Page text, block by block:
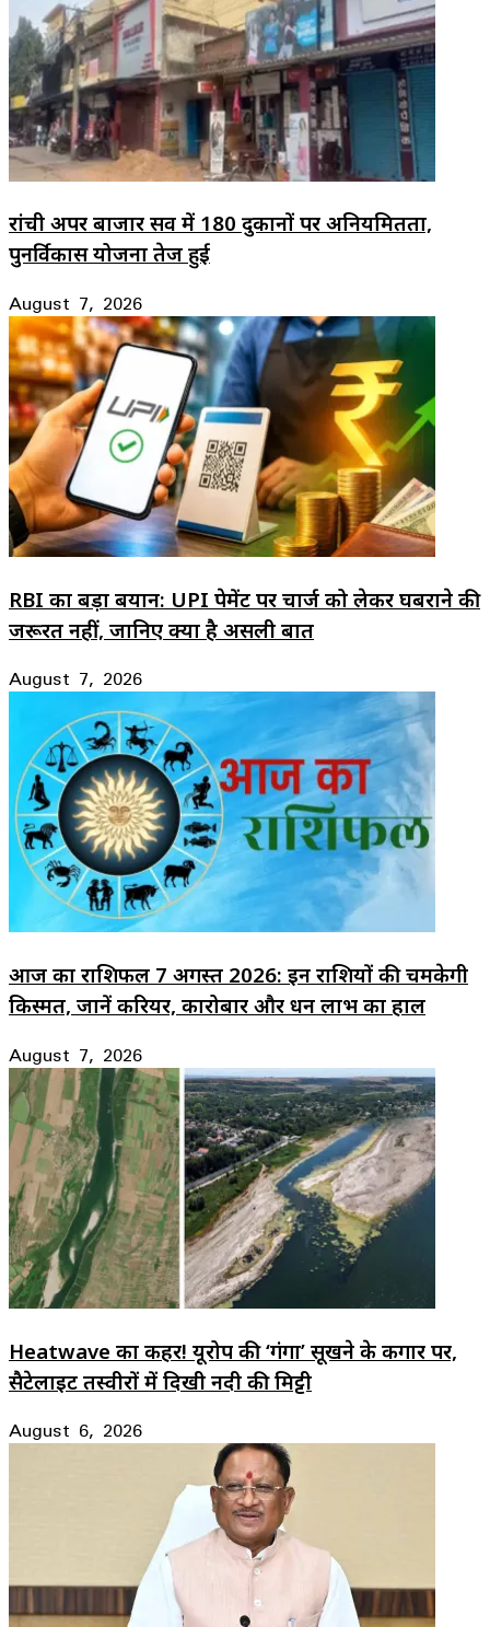
रांची अपर बाजार सर्वे में 180 दुकानों पर अनियमितता,
पुनर्विकास योजना तेज हुई
August 7, 2026
RBI का बड़ा बयान: UPI पेमेंट पर चार्ज को लेकर घबराने की
जरूरत नहीं, जानिए क्या है असली बात
August 7, 2026
आज का राशिफल 7 अगस्त 2026: इन राशियों की चमकेगी
किस्मत, जानें करियर, कारोबार और धन लाभ का हाल
August 7, 2026
Heatwave का कहर! यूरोप की ‘गंगा’ सूखने के कगार पर,
सैटेलाइट तस्वीरों में दिखी नदी की मिट्टी
August 6, 2026